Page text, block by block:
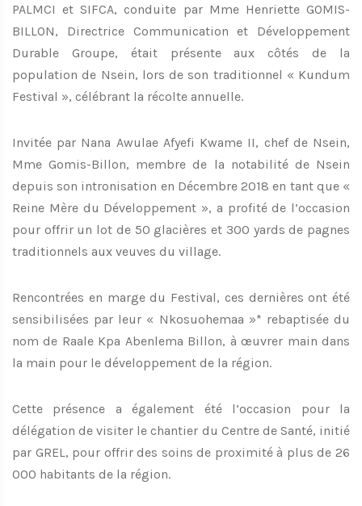
PALMCI et SIFCA, conduite par Mme Henriette GOMIS-
BILLON, Directrice Communication et Développement
Durable Groupe, était présente aux côtés de la
population de Nsein, lors de son traditionnel « Kundum
Festival », célébrant la récolte annuelle.
Invitée par Nana Awulae Afyefi Kwame II, chef de Nsein,
Mme Gomis-Billon, membre de la notabilité de Nsein
depuis son intronisation en Décembre 2018 en tant que «
Reine Mère du Développement », a profité de l’occasion
pour offrir un lot de 50 glacières et 300 yards de pagnes
traditionnels aux veuves du village.
Rencontrées en marge du Festival, ces dernières ont été
sensibilisées par leur « Nkosuohemaa »* rebaptisée du
nom de Raale Kpa Abenlema Billon, à œuvrer main dans
la main pour le développement de la région.
Cette présence a également été l’occasion pour la
délégation de visiter le chantier du Centre de Santé, initié
par GREL, pour offrir des soins de proximité à plus de 26
000 habitants de la région.